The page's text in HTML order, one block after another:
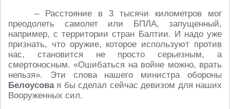
– Расстояние в 3 тысячи километров мог
преодолеть самолет или БПЛА, запущенный,
например, с территории стран Балтии. И надо уже
признать, что оружие, которое используют против
нас, становится не просто серьезным, а
смертоносным. «Ошибаться на войне можно, врать
нельзя». Эти слова нашего министра обороны
Белоусовая бы сделал сейчас девизом для наших
Вооруженных сил.